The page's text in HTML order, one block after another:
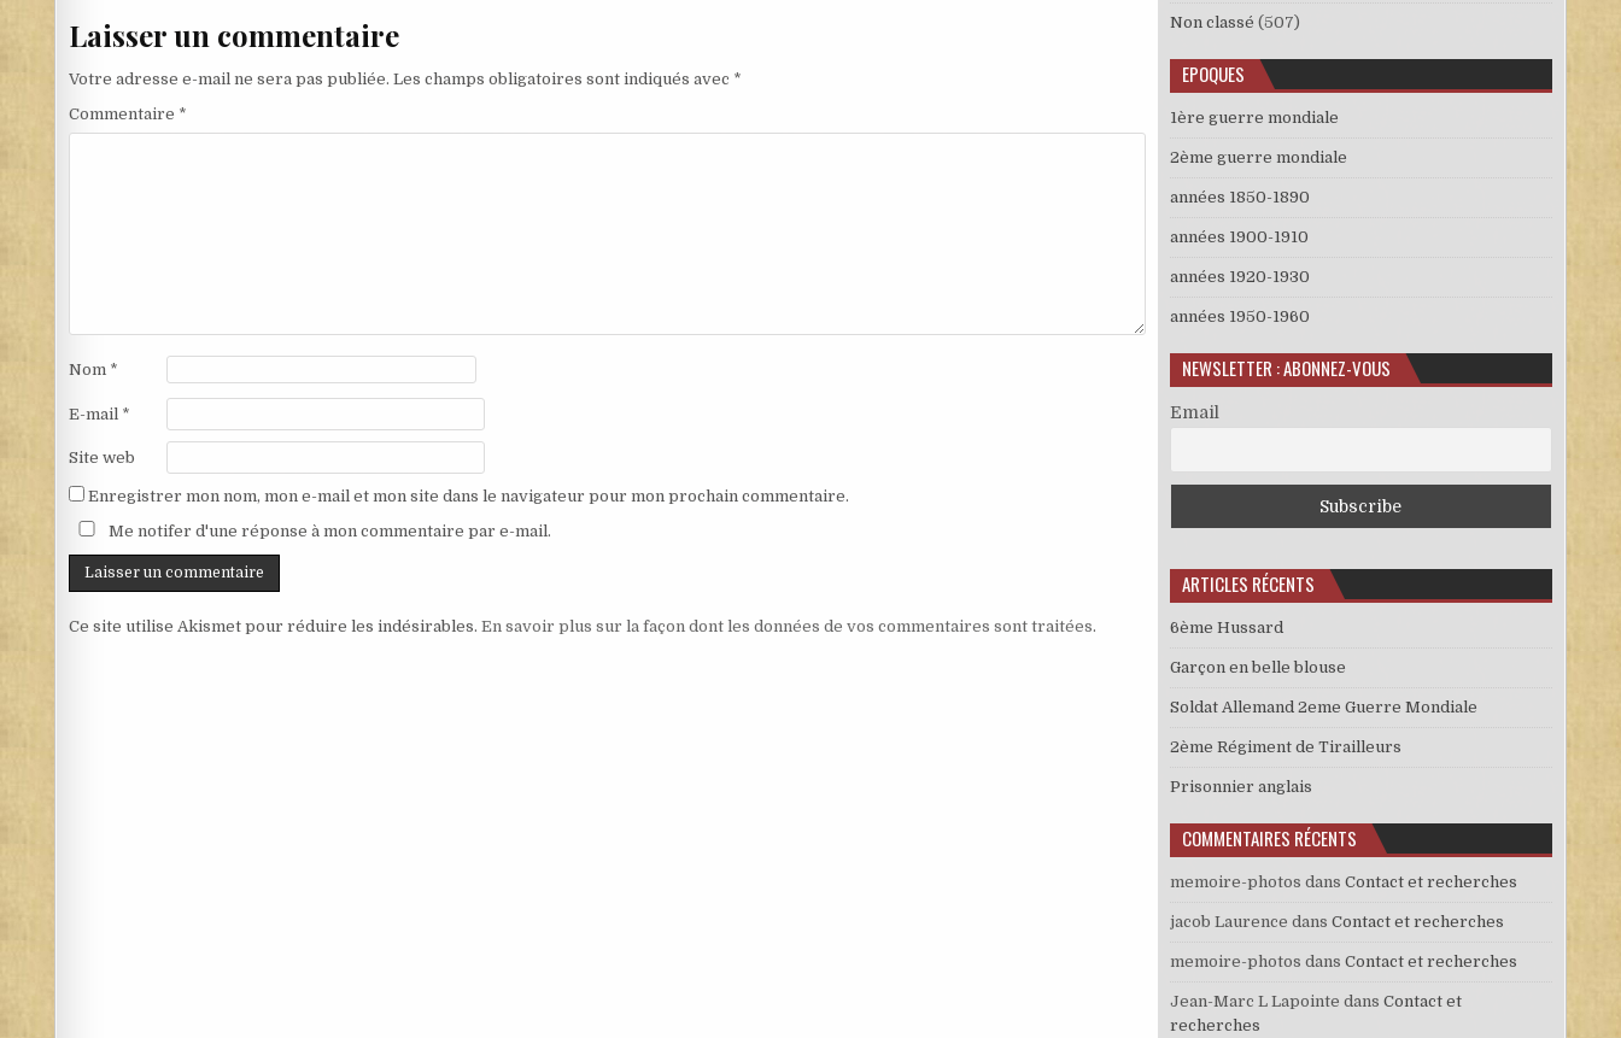
Laisser un commentaire
Votre adresse e-mail ne sera pas publiée. Les champs obligatoires sont indiqués avec *
Commentaire *
Nom *
E-mail *
Site web
Enregistrer mon nom, mon e-mail et mon site dans le navigateur pour mon prochain commentaire.
Me notifer d'une réponse à mon commentaire par e-mail.
Ce site utilise Akismet pour réduire les indésirables. En savoir plus sur la façon dont les données de vos commentaires sont traitées.
Non classé (507)
EPOQUES
1ère guerre mondiale
2ème guerre mondiale
années 1850-1890
années 1900-1910
années 1920-1930
années 1950-1960
NEWSLETTER : ABONNEZ-VOUS
Email
ARTICLES RÉCENTS
6ème Hussard
Garçon en belle blouse
Soldat Allemand 2eme Guerre Mondiale
2ème Régiment de Tirailleurs
Prisonnier anglais
COMMENTAIRES RÉCENTS
memoire-photos dans Contact et recherches
jacob Laurence dans Contact et recherches
memoire-photos dans Contact et recherches
Jean-Marc L Lapointe dans Contact et
recherches